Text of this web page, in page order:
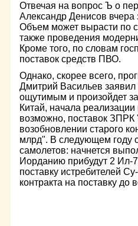
Отвечая на вопрос Ъ о
Александр Денисов
Объем может вырасти по
также проведения
Кроме того, по словам
поставок средств ПВО.
Однако, скорее всего,
Дмитрий Васильев
ощутимым и произойдет
Китай, начала
возможно, поставок ЗПРК
возобновлении старого
млрд". В следующем году
самолетов: начнется
Иорданию прибудут 2 Ил-
поставку истребителей
контракта на поставку